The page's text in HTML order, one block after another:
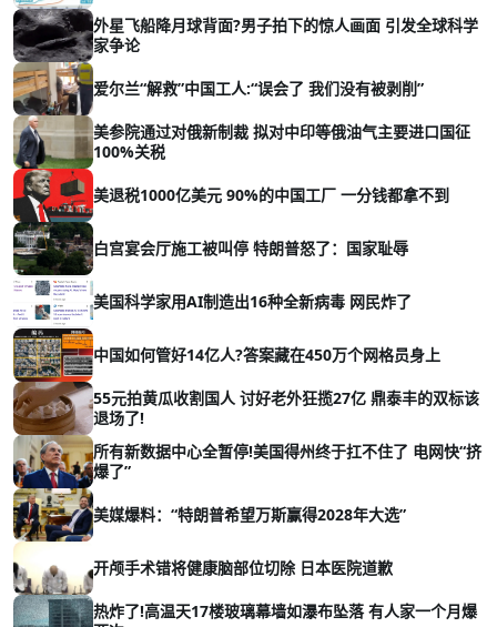
外星飞船降月球背面?男子拍下的惊人画面 引发全球科学
家争论
爱尔兰“解救”中国工人:“误会了 我们没有被剥削”
美参院通过对俄新制裁 拟对中印等俄油气主要进口国征
100%关税
美退税1000亿美元 90%的中国工厂 一分钱都拿不到
白宫宴会厅施工被叫停 特朗普怒了：国家耻辱
美国科学家用AI制造出16种全新病毒 网民炸了
中国如何管好14亿人?答案藏在450万个网格员身上
55元拍黄瓜收割国人 讨好老外狂揽27亿 鼎泰丰的双标该
退场了!
所有新数据中心全暂停!美国得州终于扛不住了 电网快“挤
爆了”
美媒爆料：“特朗普希望万斯赢得2028年大选”
开颅手术错将健康脑部位切除 日本医院道歉
热炸了!高温天17楼玻璃幕墙如瀑布坠落 有人家一个月爆